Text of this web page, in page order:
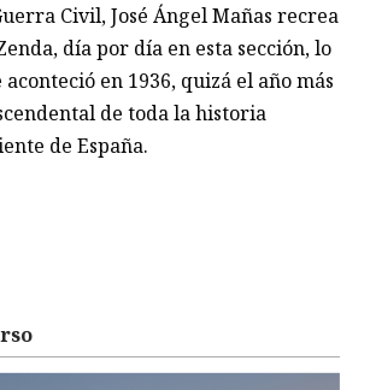
Civil, José Ángel Mañas recrea
día por día en esta sección, lo
aconteció en 1936, quizá el año más
de toda la historia
de España.